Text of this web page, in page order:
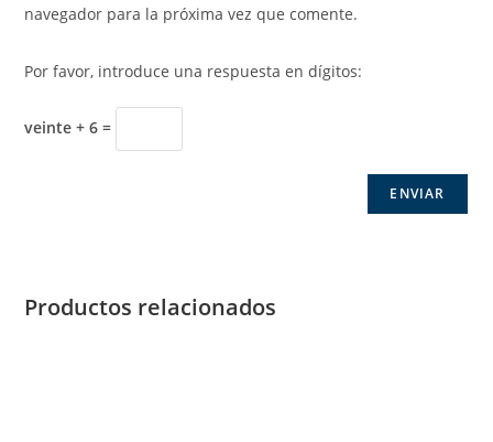
navegador para la próxima vez que comente.
Por favor, introduce una respuesta en dígitos:
veinte + 6 =
Productos relacionados